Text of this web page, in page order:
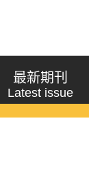
最新期刊
Latest issue